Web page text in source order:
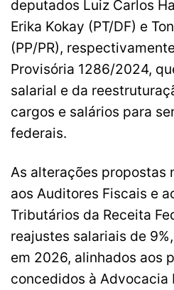
deputados Luiz Carlos
Erika Kokay (PT/DF) e
(PP/PR),
Provisória 1286/2024,
salarial e da
cargos e salários para
federais.
As alterações propostas
aos Auditores Fiscais e
Tributários da Receita
reajustes salariais de
em 2026, alinhados aos
concedidos à Advocacia